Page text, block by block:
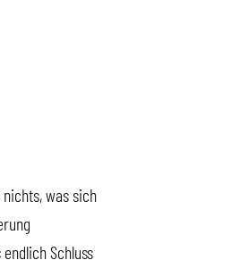
was sich
Schluss